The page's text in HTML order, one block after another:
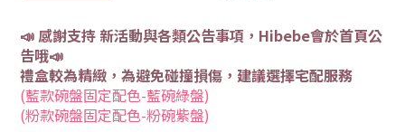
📣 感謝支持 新活動與各類公告事項，Hibebe會於首頁公
告哦📣
禮盒較為精緻，為避免碰撞損傷，建議選擇宅配服務
(藍款碗盤固定配色-藍碗綠盤)
(粉款碗盤固定配色-粉碗紫盤)